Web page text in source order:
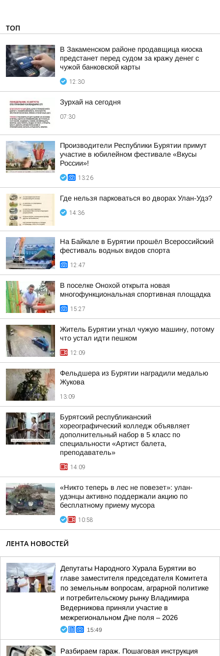
ТОП
В Закаменском районе продавщица киоска
предстанет перед судом за кражу денег с
чужой банковской карты
12:30
Зурхай на сегодня
07:30
Производители Республики Бурятии примут
участие в юбилейном фестивале «Вкусы
России»!
13:26
Где нельзя парковаться во дворах Улан-Удэ?
14:36
На Байкале в Бурятии прошёл Всероссийский
фестиваль водных видов спорта
12:47
В поселке Онохой открыта новая
многофункциональная спортивная площадка
15:27
Житель Бурятии угнал чужую машину, потому
что устал идти пешком
12:09
Фельдшера из Бурятии наградили медалью
Жукова
13:09
Бурятский республиканский
хореографический колледж объявляет
дополнительный набор в 5 класс по
специальности «Артист балета,
преподаватель»
14:09
«Никто теперь в лес не повезет»: улан-
удэнцы активно поддержали акцию по
бесплатному приему мусора
10:58
ЛЕНТА НОВОСТЕЙ
Депутаты Народного Хурала Бурятии во
главе заместителя председателя Комитета
по земельным вопросам, аграрной политике
и потребительскому рынку Владимира
Ведерникова приняли участие в
межрегиональном Дне поля – 2026
15:49
Разбираем гараж. Пошаговая инструкция